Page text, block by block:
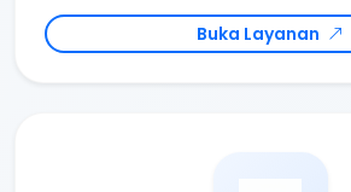
Buka Layanan